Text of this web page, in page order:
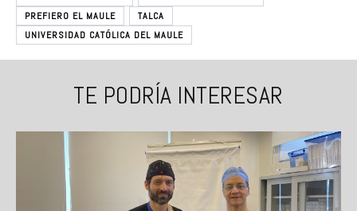
PREFIERO EL MAULE
TALCA
UNIVERSIDAD CATÓLICA DEL MAULE
TE PODRÍA INTERESAR